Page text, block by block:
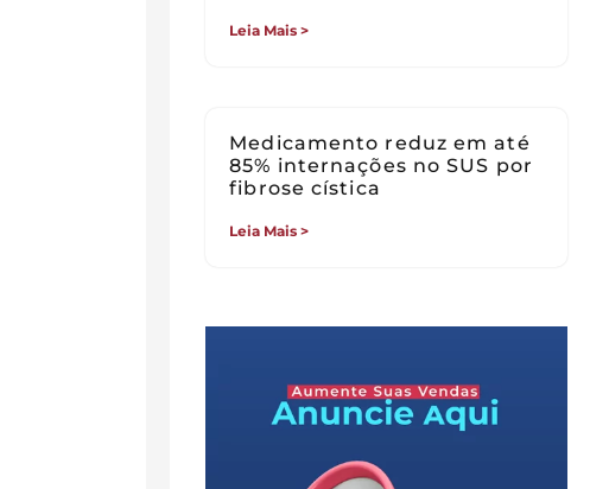
Leia Mais >
Medicamento reduz em até
85% internações no SUS por
fibrose cística
Leia Mais >